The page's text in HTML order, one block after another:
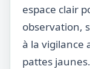
espace clair
observation,
à la vigilance
pattes jaunes.